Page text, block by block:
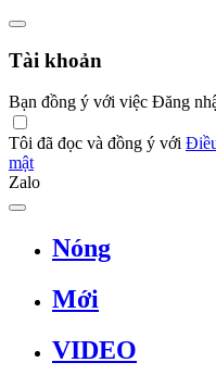
Tài khoản
Bạn đồng ý với việc Đăng
Tôi đã đọc và đồng ý với
mật
Zalo
Nóng
Mới
VIDEO